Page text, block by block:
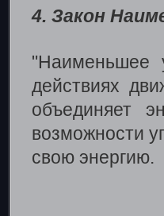
4. Закон
"Наименьшее
действиях
объединяет
возможности
свою энергию.